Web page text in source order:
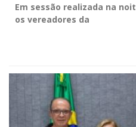
Em sessão realizada na
os vereadores da